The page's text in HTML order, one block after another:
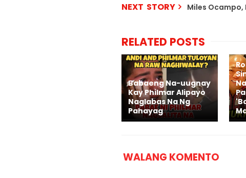
NEXT STORY Miles
RELATED POSTS
Babaeng Na-uugnay
Kay Philmar Alipayo
Naglabas Na Ng
Pahayag
WALANG KOMENTO